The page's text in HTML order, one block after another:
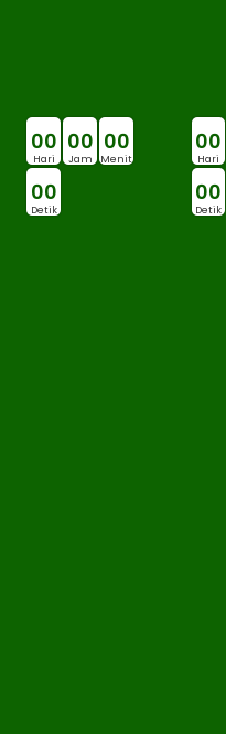
00
Hari
00
Jam
00
Menit
00
Detik
00
Hari
00
Detik